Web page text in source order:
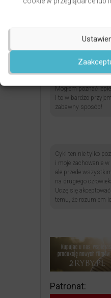
Opinie
Mogłem poznać
I to w bardzo
zabawny sposób!
Cykl ten nie tylko
i moje zachowanie
ale przede
na drugiego
Uczę się
temu, że rozumiem
Patronat: